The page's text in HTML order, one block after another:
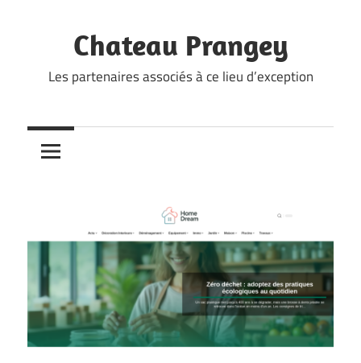
Chateau Prangey
Les partenaires associés à ce lieu d’exception